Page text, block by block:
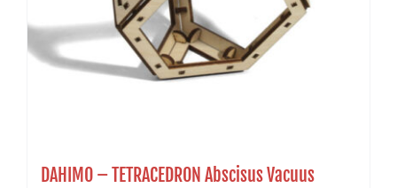
DAHIMO – TETRACEDRON Abscisus Vacuus